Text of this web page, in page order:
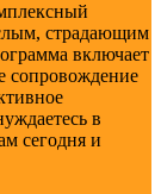
страдающим
включает
сопровождение
в
сегодня и